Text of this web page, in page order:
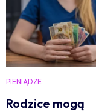
PIENIĄDZE
Rodzice mogą